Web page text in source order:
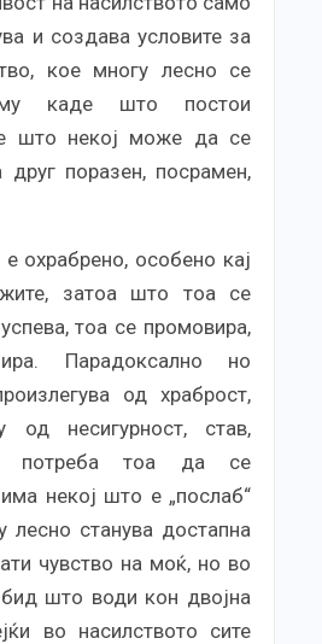
и создава условите за
кое многу лесно се
каде што постои
што некој може да се
поразен, посрамен,
охрабрено, особено кај
затоа што тоа се
тоа се промовира,
Парадоксално но
од храброст,
од несигурност, став,
потреба тоа да се
некој што е „послаб“
лесно станува достапна
чувство на моќ, но во
што води кон двојна
во насилството сите